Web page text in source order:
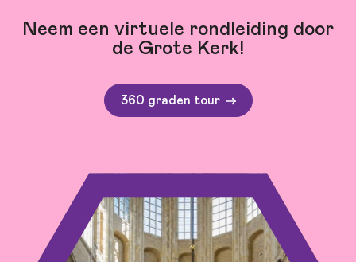
Neem een virtuele rondleiding door
de Grote Kerk!
360 graden tour